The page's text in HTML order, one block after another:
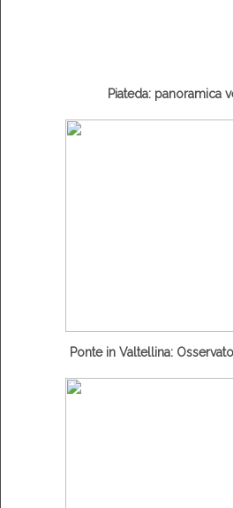
Piateda: panoramica
Ponte in Valtellina: